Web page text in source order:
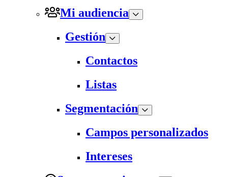
Mi audiencia
Gestión
Contactos
Listas
Segmentación
Campos personalizados
Intereses